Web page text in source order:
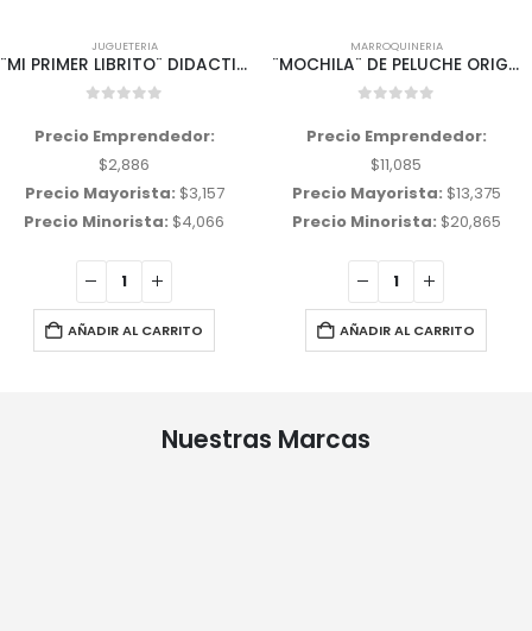
JUGUETERIA
¨MI PRIMER LIBRITO¨ DIDACTICO PARA BEBES
Precio Emprendedor:
$2,886
Precio Mayorista: $3,157
Precio Minorista: $4,066
AÑADIR AL CARRITO
MARROQUINERIA
¨MOCHILA¨ DE PELUCHE ORIGINAL PERSONAJES variedad de diseños
Precio Emprendedor:
$11,085
Precio Mayorista: $13,375
Precio Minorista: $20,865
AÑADIR AL CARRITO
Nuestras Marcas